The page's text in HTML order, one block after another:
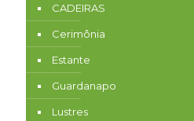
CADEIRAS
Cerimônia
Estante
Guardanapo
Lustres